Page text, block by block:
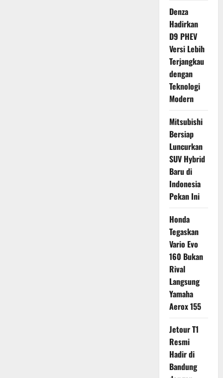
Denza
Hadirkan
D9 PHEV
Versi Lebih
Terjangkau
dengan
Teknologi
Modern
Mitsubishi
Bersiap
Luncurkan
SUV Hybrid
Baru di
Indonesia
Pekan Ini
Honda
Tegaskan
Vario Evo
160 Bukan
Rival
Langsung
Yamaha
Aerox 155
Jetour T1
Resmi
Hadir di
Bandung